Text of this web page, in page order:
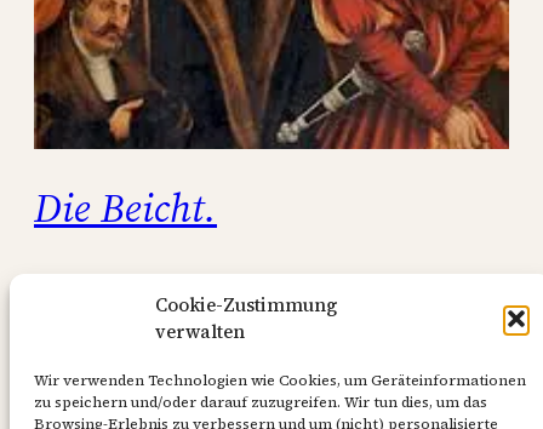
Cookie-Zustimmung
verwalten
Wir verwenden Technologien wie Cookies, um Geräteinformationen
zu speichern und/oder darauf zuzugreifen. Wir tun dies, um das
Browsing-Erlebnis zu verbessern und um (nicht) personalisierte
Die Beicht.
Wie man die Einfeltigen sol leren Beichten.
Was ist die Beicht? Antwort. Die Beicht
begreifft zwen stück inn sich. Eins, das man
die sunde bekenne, Das ander, das man die
Absolutio odder vergebung vom Beichtiger